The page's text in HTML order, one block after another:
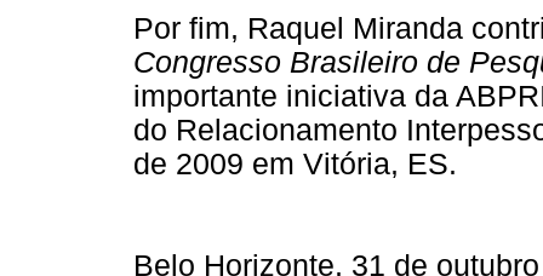
Por fim, Raquel Miranda
Congresso Brasileiro de
importante iniciativa da
do Relacionamento
de 2009 em Vitória, ES.
Belo Horizonte, 31 de